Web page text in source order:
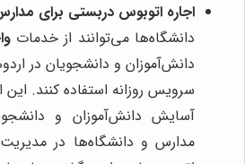
اجاره اتوبوس دربستی برای
دانشگاه‌ها می‌توانند از خدمات
دانش‌آموزان و دانشجویان در
سرویس روزانه استفاده کنند.
آسایش دانش‌آموزان و
مدارس و دانشگاه‌ها در